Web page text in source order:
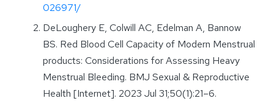
026971/
DeLoughery E, Colwill AC, Edelman A, Bannow
BS. Red Blood Cell Capacity of Modern Menstrual
products: Considerations for Assessing Heavy
Menstrual Bleeding. BMJ Sexual & Reproductive
Health [Internet]. 2023 Jul 31;50(1):21–6.